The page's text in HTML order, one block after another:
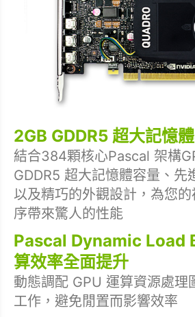
2GB GDDR5 超大記憶
結合384顆核心Pascal 架構
GDDR5 超大記憶體容量、先
以及精巧的外觀設計，為您
序帶來驚人的性能
Pascal Dynamic Load
算效率全面提升
動態調配 GPU 運算資源處理
工作，避免閒置而影響效率